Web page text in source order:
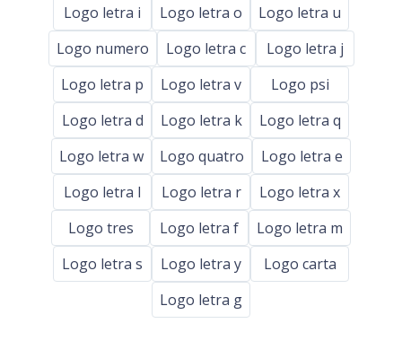
Logo letra i
Logo letra o
Logo letra u
Logo numero
Logo letra c
Logo letra j
Logo letra p
Logo letra v
Logo psi
Logo letra d
Logo letra k
Logo letra q
Logo letra w
Logo quatro
Logo letra e
Logo letra l
Logo letra r
Logo letra x
Logo tres
Logo letra f
Logo letra m
Logo letra s
Logo letra y
Logo carta
Logo letra g